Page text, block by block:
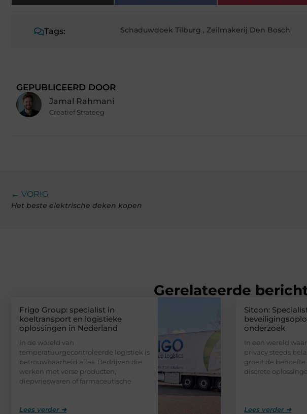
Tags: Schaduwdoek Tilburg , Zeilmakerij Den Bosch
GEPUBLICEERD DOOR
Jamal Rahmani
Creatief Strateeg
← VORIG
Het beste elektrische deken kopen
Gerelateerde
Frigo Group: specialist in
koeltransport en logistieke
oplossingen in Nederland
In de wereld van
temperatuurgecontroleerde logistiek is
betrouwbaarheid alles. Bedrijven die
werken met verse producten,
diepvrieswaren of farmaceutische
Lees verder ➜
Sitcon:
onderzoek
In een wereld
privacy steeds
groeit de
discrete
Lees verder ➜